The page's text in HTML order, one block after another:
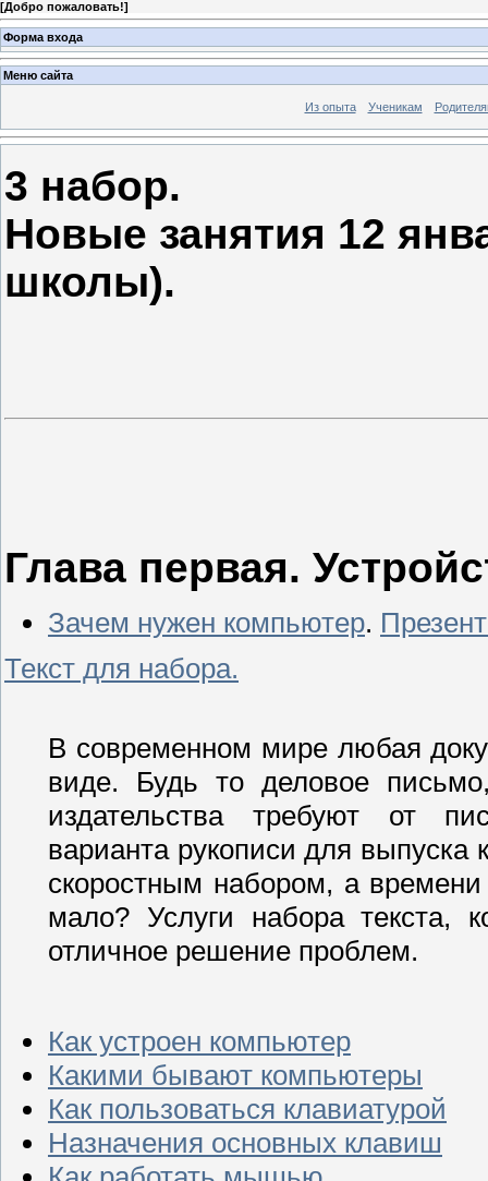
[Добро пожаловать!]
Форма входа
Меню сайта
Из опыта Ученикам
3 набор.
Новые занятия 12
школы).
Глава первая.
Зачем нужен компьютер.
Текст для набора.
В современном мире любая
виде. Будь то деловое
издательства требуют от
варианта рукописи для выпуска
скоростным набором, а
мало? Услуги набора текста,
отличное решение проблем.
Как устроен компьютер
Какими бывают компьютеры
Как пользоваться клавиатурой
Назначения основных клавиш